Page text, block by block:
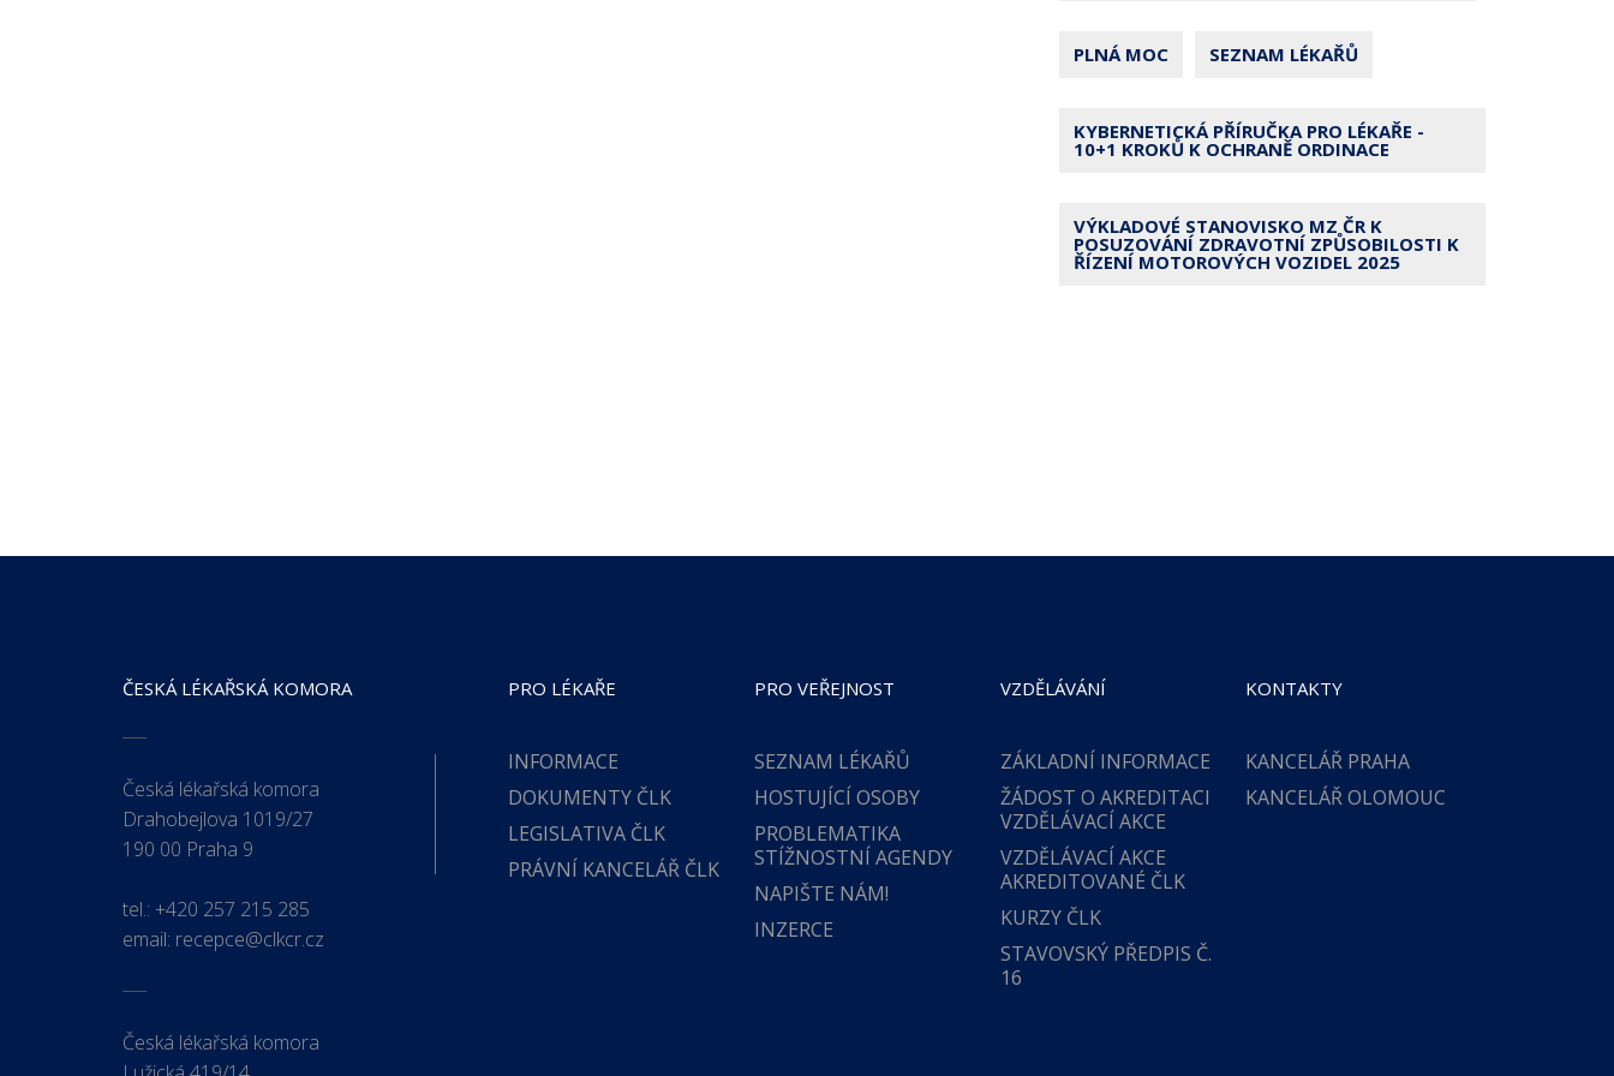
PLNÁ MOC SEZNAM LÉKAŘŮ
KYBERNETICKÁ PŘÍRUČKA PRO LÉKAŘE -
10+1 KROKŮ K OCHRANĚ ORDINACE
VÝKLADOVÉ STANOVISKO MZ ČR K
POSUZOVÁNÍ ZDRAVOTNÍ ZPŮSOBILOSTI K
ŘÍZENÍ MOTOROVÝCH VOZIDEL 2025
ČESKÁ LÉKAŘSKÁ KOMORA
Česká lékařská komora
Drahobejlova 1019/27
190 00 Praha 9
tel.: +420 257 215 285
email: recepce@clkcr.cz
Česká lékařská komora
PRO LÉKAŘE
INFORMACE
DOKUMENTY ČLK
LEGISLATIVA ČLK
PRÁVNÍ KANCELÁŘ ČLK
PRO VEŘEJNOST
SEZNAM LÉKAŘŮ
HOSTUJÍCÍ OSOBY
PROBLEMATIKA
STÍŽNOSTNÍ AGENDY
NAPIŠTE NÁM!
INZERCE
VZDĚLÁVÁNÍ
ZÁKLADNÍ INFORMACE
ŽÁDOST O AKREDITACI
VZDĚLÁVACÍ AKCE
VZDĚLÁVACÍ AKCE
AKREDITOVANÉ ČLK
KURZY ČLK
STAVOVSKÝ PŘEDPIS Č.
16
KONTAKTY
KANCELÁŘ PRAHA
KANCELÁŘ OLOMOUC